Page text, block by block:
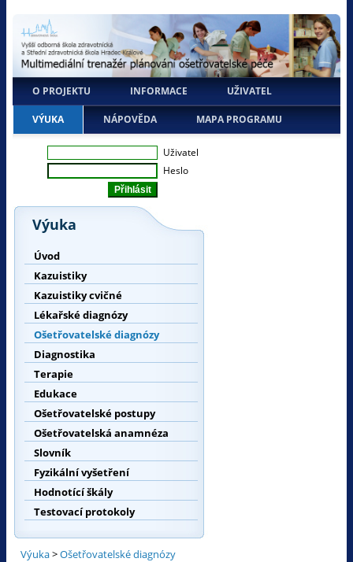
O PROJEKTU INFORMACE UŽIVATEL
VÝUKA NÁPOVĚDA MAPA PROGRAMU
Uživatel
Heslo
Výuka
Úvod
Kazuistiky
Kazuistiky cvičné
Lékařské diagnózy
Ošetřovatelské diagnózy
Diagnostika
Terapie
Edukace
Ošetřovatelské postupy
Ošetřovatelská anamnéza
Slovník
Fyzikální vyšetření
Hodnotící škály
Testovací protokoly
Výuka>Ošetřovatelské diagnózy